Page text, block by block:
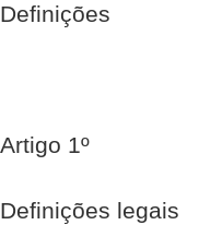
Definições
Artigo 1º
Definições legais